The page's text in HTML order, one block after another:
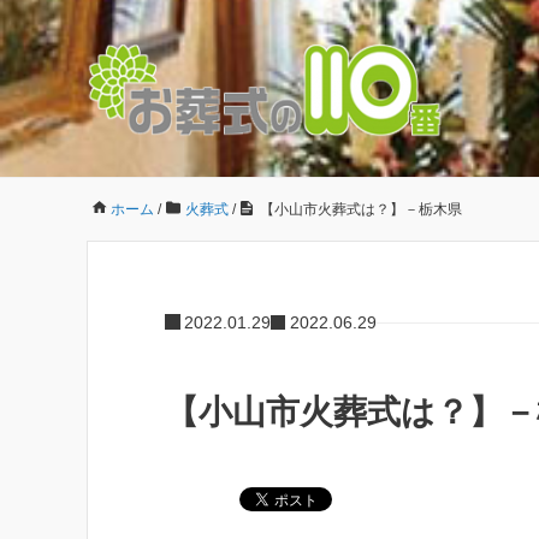
ホーム / 火葬式 / 【小山市火葬式は？】－栃木県
2022.01.29 2022.06.29
【小山市火葬式は？】